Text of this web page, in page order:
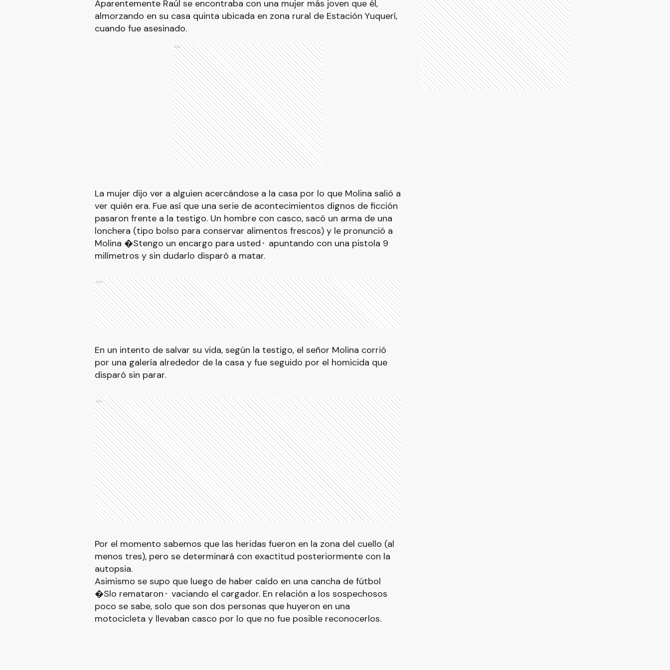
Aparentemente Raúl se encontraba con una mujer más joven que él,
almorzando en su casa quinta ubicada en zona rural de Estación Yuquerí,
cuando fue asesinado.
Ads
La mujer dijo ver a alguien acercándose a la casa por lo que Molina salió a
ver quién era. Fue así que una serie de acontecimientos dignos de ficción
pasaron frente a la testigo. Un hombre con casco, sacó un arma de una
lonchera (tipo bolso para conservar alimentos frescos) y le pronunció a
Molina �Stengo un encargo para usted⬝ apuntando con una pistola 9
milímetros y sin dudarlo disparó a matar.
Ads
En un intento de salvar su vida, según la testigo, el señor Molina corrió
por una galería alrededor de la casa y fue seguido por el homicida que
disparó sin parar.
Ads
Por el momento sabemos que las heridas fueron en la zona del cuello (al
menos tres), pero se determinará con exactitud posteriormente con la
autopsia.
Asimismo se supo que luego de haber caído en una cancha de fútbol
�Slo remataron⬝ vaciando el cargador. En relación a los sospechosos
poco se sabe, solo que son dos personas que huyeron en una
motocicleta y llevaban casco por lo que no fue posible reconocerlos.